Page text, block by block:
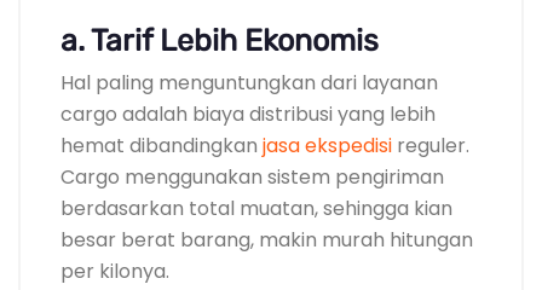
a. Tarif Lebih Ekonomis
Hal paling menguntungkan dari layanan
cargo adalah biaya distribusi yang lebih
hemat dibandingkan jasa ekspedisi reguler.
Cargo menggunakan sistem pengiriman
berdasarkan total muatan, sehingga kian
besar berat barang, makin murah hitungan
per kilonya.